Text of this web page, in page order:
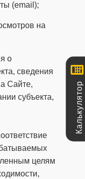
(email);
на
о
сведения
Сайте,
субъекта,
целям
Калькулятор